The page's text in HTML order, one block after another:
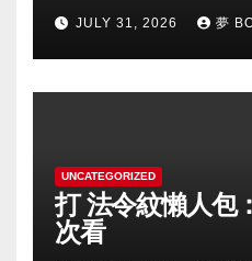
JULY 31, 2026 夢
UNCATEGORIZED
打 法令紋懶人包
次看